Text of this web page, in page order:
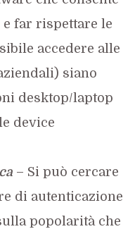
far rispettare le
accedere alle
siano
desktop/laptop
device
– Si può cercare
di autenticazione
popolarità che